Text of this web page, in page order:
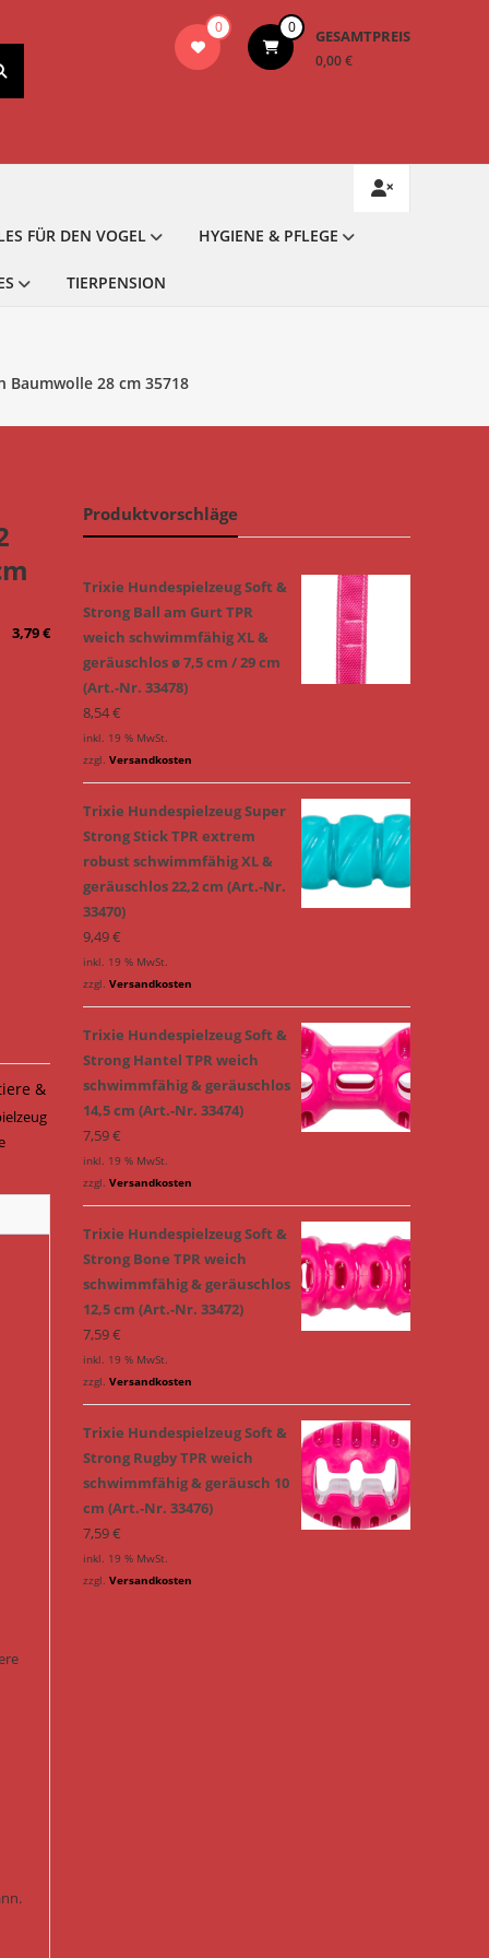
0 0 GESAMTPREIS
0,00 €
FÜR DEN VOGEL HYGIENE & PFLEGE
TIERPENSION
28 cm 35718
3,79€
&
Produktvorschläge
Trixie Hundespielzeug Soft &
Strong Ball am Gurt TPR
weich schwimmfähig XL &
geräuschlos ø 7,5 cm / 29 cm
(Art.-Nr. 33478)
8,54€
inkl. 19 % MwSt.
zzgl. Versandkosten
Trixie Hundespielzeug Super
Strong Stick TPR extrem
robust schwimmfähig XL &
geräuschlos 22,2 cm (Art.-Nr.
33470)
9,49€
inkl. 19 % MwSt.
zzgl. Versandkosten
Trixie Hundespielzeug Soft &
Strong Hantel TPR weich
schwimmfähig & geräuschlos
14,5 cm (Art.-Nr. 33474)
7,59€
inkl. 19 % MwSt.
zzgl. Versandkosten
Trixie Hundespielzeug Soft &
Strong Bone TPR weich
schwimmfähig & geräuschlos
12,5 cm (Art.-Nr. 33472)
7,59€
inkl. 19 % MwSt.
zzgl. Versandkosten
Trixie Hundespielzeug Soft &
Strong Rugby TPR weich
schwimmfähig & geräusch 10
cm (Art.-Nr. 33476)
7,59€
inkl. 19 % MwSt.
zzgl. Versandkosten